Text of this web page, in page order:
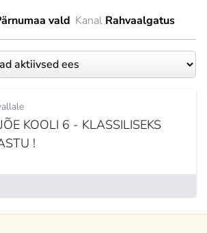
vald Kanal Rahvaalgatus
KOOLI 6 - KLASSILISEKS
!